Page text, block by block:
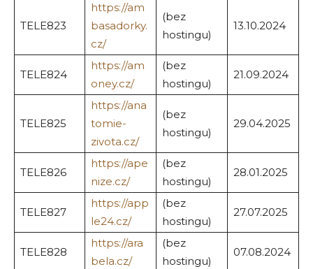
TELE823
https://am
basadorky.
cz/
(bez
hostingu)
13.10.2024
TELE824
https://am
oney.cz/
(bez
hostingu)
21.09.2024
TELE825
https://ana
tomie-
zivota.cz/
(bez
hostingu)
29.04.2025
TELE826
https://ape
nize.cz/
(bez
hostingu)
28.01.2025
TELE827
https://app
le24.cz/
(bez
hostingu)
27.07.2025
TELE828
https://ara
bela.cz/
(bez
hostingu)
07.08.2024